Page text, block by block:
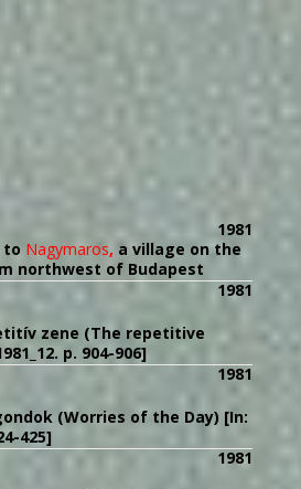
1981
to Nagymaros, a village on the
northwest of Budapest
1981
zene (The repetitive
p. 904-906]
1981
(Worries of the Day) [In:
425]
1981